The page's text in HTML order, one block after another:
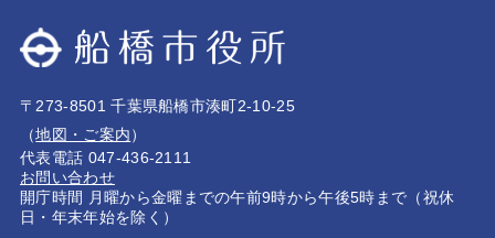
〒273-8501 千葉県船橋市湊町2-10-25
（地図・ご案内）
代表電話 047-436-2111
お問い合わせ
開庁時間 月曜から金曜までの午前9時から午後5時まで（祝休
日・年末年始を除く）